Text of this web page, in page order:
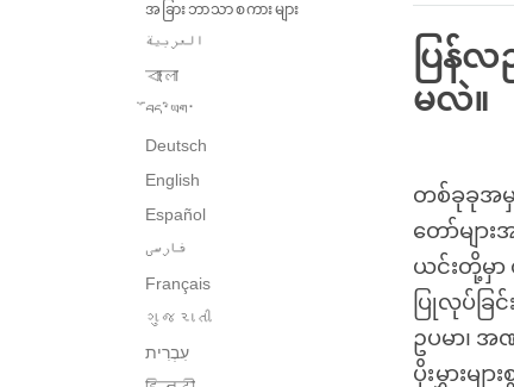
အခြားဘာသာစကားများ
العربية
বাংলা
བོད་ཡིག་
Deutsch
English
Español
فارسی
Français
ગુજરાતી
ပြန်
မလဲ။
တစ်ခုခုအမှ
တော်မျာ
ယင်းတို့မှာ
ပြုလုပ်ခ
ဥပမာ၊
ပိုးမွှားမ